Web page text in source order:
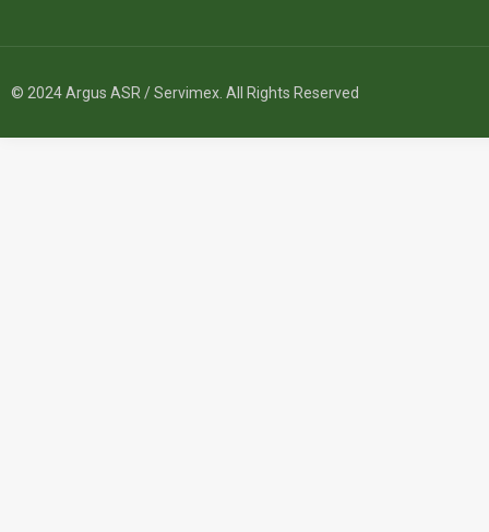
© 2024 Argus ASR / Servimex. All Rights Reserved